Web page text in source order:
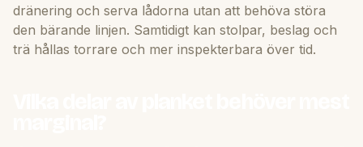
dränering och serva lådorna utan att behöva störa
den bärande linjen. Samtidigt kan stolpar, beslag och
trä hållas torrare och mer inspekterbara över tid.